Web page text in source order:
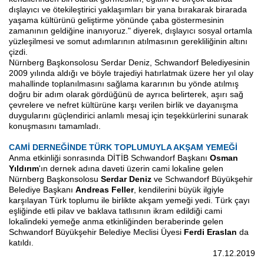
dışlayıcı ve ötekileştirici yaklaşımları bir yana bırakarak birarada
yaşama kültürünü geliştirme yönünde çaba göstermesinin
zamanının geldiğine inanıyoruz." diyerek, dışlayıcı sosyal ortamla
yüzleşilmesi ve somut adımlarının atılmasının gerekliliğinin altını
çizdi.
Nürnberg Başkonsolosu Serdar Deniz, Schwandorf Belediyesinin
2009 yılında aldığı ve böyle trajediyi hatırlatmak üzere her yıl olay
mahallinde toplanılmasını sağlama kararının bu yönde atılmış
doğru bir adım olarak gördüğünü de ayrıca belirterek, aşırı sağ
çevrelere ve nefret kültürüne karşı verilen birlik ve dayanışma
duygularını güçlendirici anlamlı mesaj için teşekkürlerini sunarak
konuşmasını tamamladı.
CAMİ DERNEĞİNDE TÜRK TOPLUMUYLA AKŞAM YEMEĞİ
Anma etkinliği sonrasında DİTİB Schwandorf Başkanı Osman
Yıldırım'ın dernek adına daveti üzerin cami lokaline gelen
Nürnberg Başkonsolosu Serdar Deniz ve Schwandorf Büyükşehir
Belediye Başkanı Andreas Feller, kendilerini büyük ilgiyle
karşılayan Türk toplumu ile birlikte akşam yemeği yedi. Türk çayı
eşliğinde etli pilav ve baklava tatlısının ikram edildiği cami
lokalindeki yemeğe anma etkinliğinden beraberinde gelen
Schwandorf Büyükşehir Belediye Meclisi Üyesi Ferdi Eraslan da
katıldı.
17.12.2019